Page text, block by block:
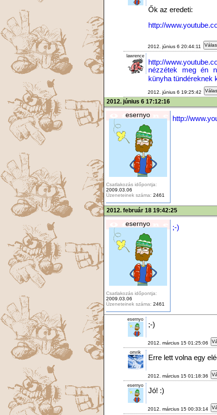
Ők az eredeti:
http://
2012. június 6 20:44:11
lawrence
http://
nézzétek meg én
künyha tündéreknek
2012. június 6 19:25:42
2012. június 6 17:12:16
esernyo
Csatlakozás időpontja:
2009.03.06
Üzeneteinek száma: 2461
http://
2012. február 18 19:42:25
esernyo
Csatlakozás időpontja:
2009.03.06
Üzeneteinek száma: 2461
;-)
esernyo
;-)
2012. március 15 01:25:06
omrik
Erre lett volna egy
2012. március 15 01:18:36
esernyo
Jó! :)
2012. március 15 00:33:14